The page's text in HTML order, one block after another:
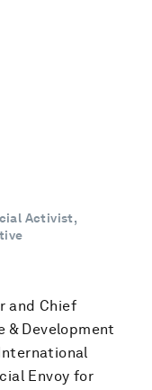
Activist,
and Chief
& Development
Envoy for